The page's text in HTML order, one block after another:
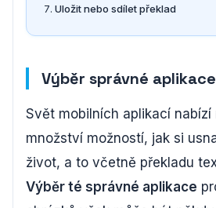
Uložit nebo sdílet překlad
Výběr správné aplikace
Svět mobilních aplikací nabízí
množství možností, jak si
život, a to včetně překladu
Výběr té správné aplikace